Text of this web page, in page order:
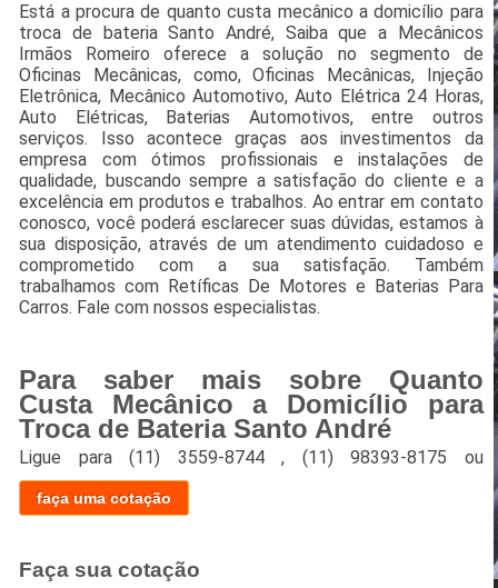
Está a procura de quanto custa mecânico a domicílio para
troca de bateria Santo André, Saiba que a Mecânicos
Irmãos Romeiro oferece a solução no segmento de
Oficinas Mecânicas, como, Oficinas Mecânicas, Injeção
Eletrônica, Mecânico Automotivo, Auto Elétrica 24 Horas,
Auto Elétricas, Baterias Automotivos, entre outros
serviços. Isso acontece graças aos investimentos da
empresa com ótimos profissionais e instalações de
qualidade, buscando sempre a satisfação do cliente e a
excelência em produtos e trabalhos. Ao entrar em contato
conosco, você poderá esclarecer suas dúvidas, estamos à
sua disposição, através de um atendimento cuidadoso e
comprometido com a sua satisfação. Também
trabalhamos com Retíficas De Motores e Baterias Para
Carros. Fale com nossos especialistas.
Para saber mais sobre Quanto
Custa Mecânico a Domicílio para
Troca de Bateria Santo André
Ligue para(11) 3559-8744 , (11) 98393-8175 ou
faça uma cotação
Faça sua cotação